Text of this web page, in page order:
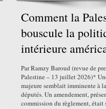
Comment la
bouscule la
intérieure
Par Ramzy Baroud (revue de
Palestine – 13 juillet 2026)*
majeure semblait imminente à
députés. Un amendement,
commission du règlement, était